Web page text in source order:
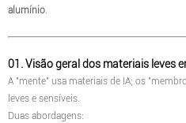
alumínio.
01. Visão geral dos materiais leves
A "mente" usa materiais de IA; os
leves e sensíveis.
Duas abordagens: